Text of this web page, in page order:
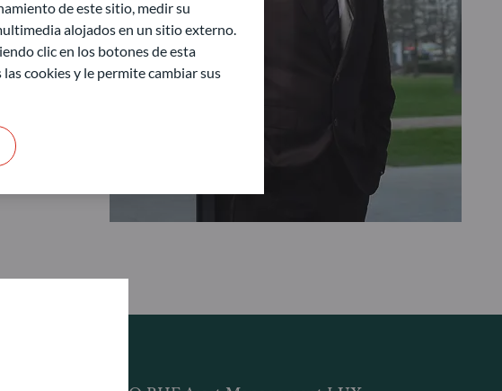
de este sitio, medir su
alojados en un sitio externo.
clic en los botones de esta
cookies y le permite cambiar sus